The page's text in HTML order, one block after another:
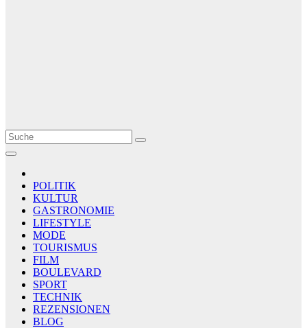
Le Matin
AGENCE DE PRESSE
POLITIK
KULTUR
GASTRONOMIE
LIFESTYLE
MODE
TOURISMUS
FILM
BOULEVARD
SPORT
TECHNIK
REZENSIONEN
BLOG